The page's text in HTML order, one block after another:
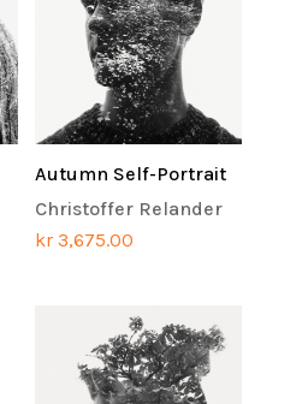
Autumn Self-Portrait
Christoffer Relander
kr 3,675.00